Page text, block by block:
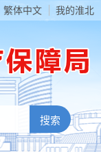
繁体中文 我的淮北